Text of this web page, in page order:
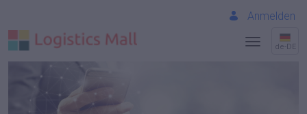
Anmelden
de-DE